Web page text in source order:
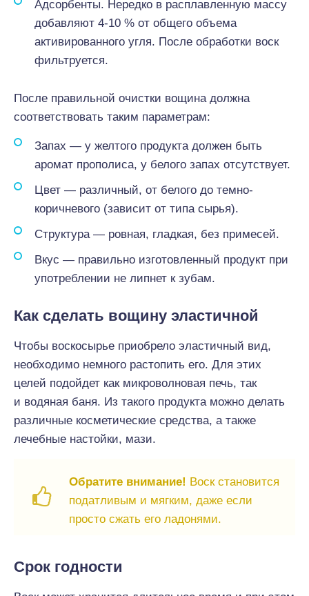
Адсорбенты. Нередко в расплавленную массу
добавляют 4-10 % от общего объема
активированного угля. После обработки воск
фильтруется.
После правильной очистки вощина должна
соответствовать таким параметрам:
Запах — у желтого продукта должен быть
аромат прополиса, у белого запах отсутствует.
Цвет — различный, от белого до темно-
коричневого (зависит от типа сырья).
Структура — ровная, гладкая, без примесей.
Вкус — правильно изготовленный продукт при
употреблении не липнет к зубам.
Как сделать вощину эластичной
Чтобы воскосырье приобрело эластичный вид,
необходимо немного растопить его. Для этих
целей подойдет как микроволновая печь, так
и водяная баня. Из такого продукта можно делать
различные косметические средства, а также
лечебные настойки, мази.
Обратите внимание! Воск становится
податливым и мягким, даже если
просто сжать его ладонями.
Срок годности